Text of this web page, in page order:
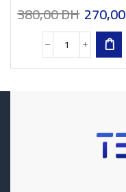
380,00DH 270,00